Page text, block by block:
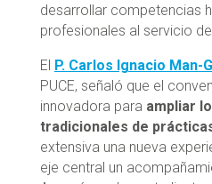
desarrollar competencias
profesionales al servicio
El P. Carlos Ignacio Man-
PUCE, señaló que el
innovadora para ampliar
tradicionales de
extensiva una nueva
eje central un